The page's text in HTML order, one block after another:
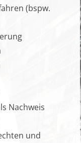
(bspw.
Nachweis
und